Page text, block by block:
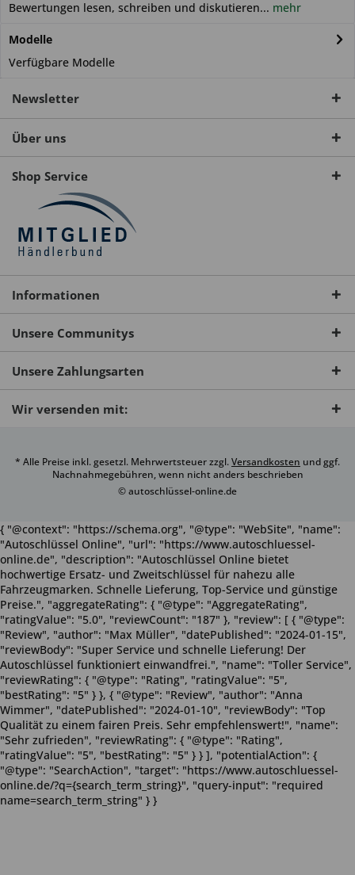
Bewertungen lesen, schreiben und diskutieren... mehr
Modelle
Verfügbare Modelle
Newsletter
Über uns
Shop Service
Informationen
Unsere Communitys
Unsere Zahlungsarten
Wir versenden mit:
* Alle Preise inkl. gesetzl. Mehrwertsteuer zzgl.Versandkosten und ggf.
Nachnahmegebühren, wenn nicht anders beschrieben
© autoschlüssel-online.de
{ "@context": "https://schema.org", "@type": "WebSite", "name":
"Autoschlüssel Online", "url": "https://www.autoschluessel-
online.de", "description": "Autoschlüssel Online bietet
hochwertige Ersatz- und Zweitschlüssel für nahezu alle
Fahrzeugmarken. Schnelle Lieferung, Top-Service und günstige
Preise.", "aggregateRating": { "@type": "AggregateRating",
"ratingValue": "5.0", "reviewCount": "187" }, "review": [ { "@type":
"Review", "author": "Max Müller", "datePublished": "2024-01-15",
"reviewBody": "Super Service und schnelle Lieferung! Der
Autoschlüssel funktioniert einwandfrei.", "name": "Toller Service",
"reviewRating": { "@type": "Rating", "ratingValue": "5",
"bestRating": "5" } }, { "@type": "Review", "author": "Anna
Wimmer", "datePublished": "2024-01-10", "reviewBody": "Top
Qualität zu einem fairen Preis. Sehr empfehlenswert!", "name":
"Sehr zufrieden", "reviewRating": { "@type": "Rating",
"ratingValue": "5", "bestRating": "5" } } ], "potentialAction": {
"@type": "SearchAction", "target": "https://www.autoschluessel-
online.de/?q={search_term_string}", "query-input": "required
name=search_term_string" } }